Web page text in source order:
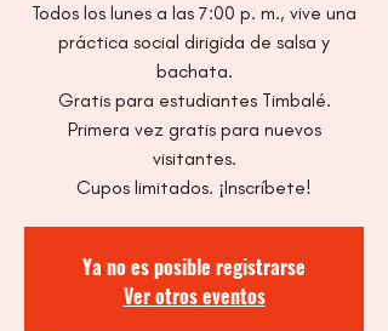
Todos los lunes a las 7:00 p. m., vive una
práctica social dirigida de salsa y
bachata.
Gratis para estudiantes Timbalé.
Primera vez gratis para nuevos
visitantes.
Cupos limitados. ¡Inscríbete!
Ya no es posible registrarse
Ver otros eventos